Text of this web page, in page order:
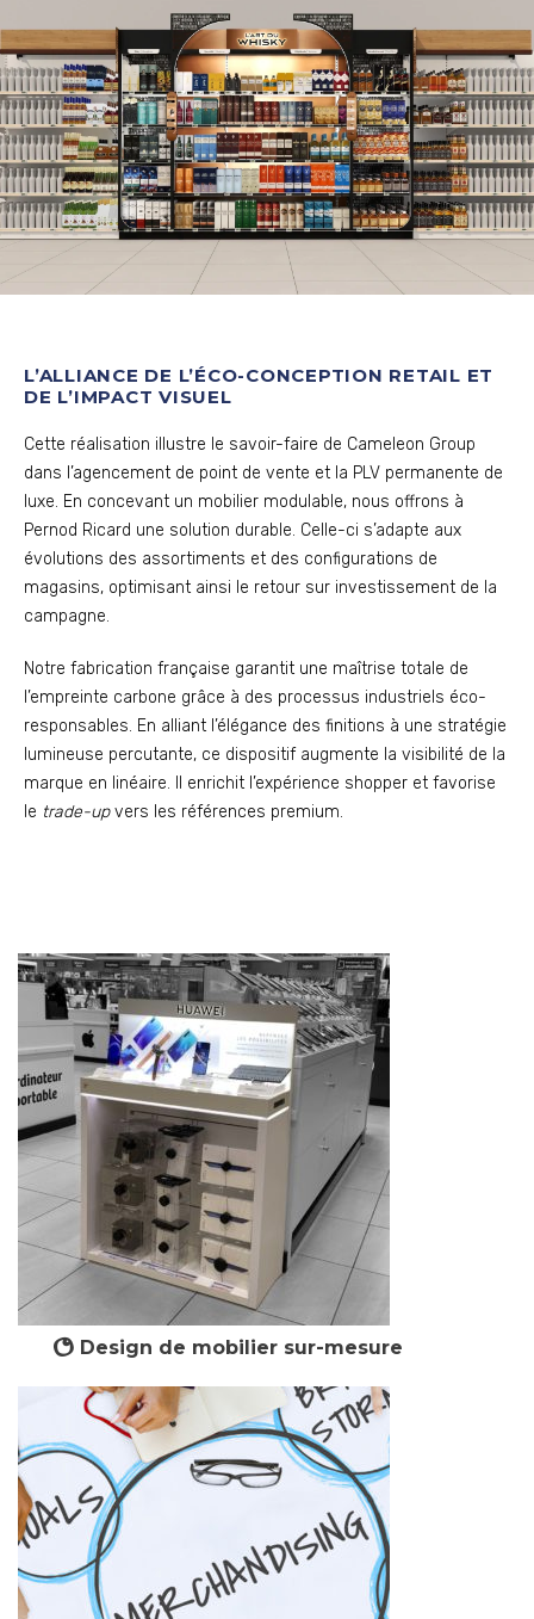
L’ALLIANCE DE L’ÉCO-CONCEPTION RETAIL ET
DE L’IMPACT VISUEL
Cette réalisation illustre le savoir-faire de Cameleon Group
dans l’agencement de point de vente et la PLV permanente de
luxe. En concevant un mobilier modulable, nous offrons à
Pernod Ricard une solution durable. Celle-ci s’adapte aux
évolutions des assortiments et des configurations de
magasins, optimisant ainsi le retour sur investissement de la
campagne.
Notre fabrication française garantit une maîtrise totale de
l’empreinte carbone grâce à des processus industriels éco-
responsables. En alliant l’élégance des finitions à une stratégie
lumineuse percutante, ce dispositif augmente la visibilité de la
marque en linéaire. Il enrichit l’expérience shopper et favorise
le trade-upvers les références premium.
Design de mobilier sur-mesure